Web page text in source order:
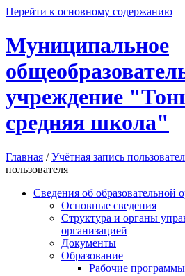
Перейти к основному содержанию
Муниципальное
учреждение
средняя школа"
Главная /Учётная запись
пользователя
Сведения об образовательной
Основные сведения
Структура и органы
организацией
Документы
Образование
Рабочие программы